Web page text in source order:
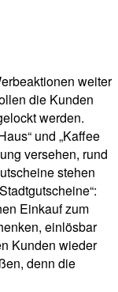
weiter
die Kunden
werden.
und „Kaffee
versehen, rund
stehen
Einkauf zum
einlösbar
Kunden wieder
denn die